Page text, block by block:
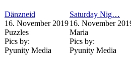
Dänzneid
16. November 2019
Puzzles
Pics by:
Pyunity Media
Saturday Nig…
16. November
Maria
Pics by:
Pyunity Media